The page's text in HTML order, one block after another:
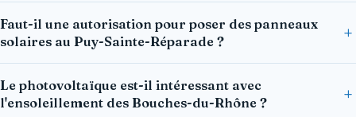
Faut-il une autorisation pour poser des panneaux
solaires au Puy-Sainte-Réparade ?
Le photovoltaïque est-il intéressant avec
l'ensoleillement des Bouches-du-Rhône ?